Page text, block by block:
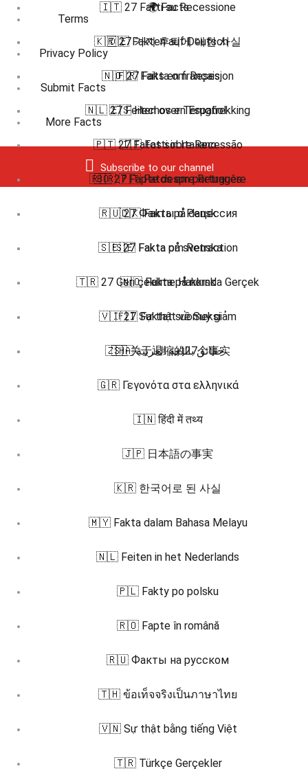
Terms
Privacy Policy
Submit Facts
More Facts
Subscribe to our channel
🇮🇹 27 Fatti su Recessione
🇰🇷 27 가지 후퇴에 대한 사실
🇳🇴 27 Fakta om Resesjon
🇳🇱 27 Feiten over Terugtrekking
🇵🇹 27 Fatos sobre Recessão
🇷🇴 27 Fapte despre Retragere
🇷🇺 27 Факты о Рецессия
🇸🇪 27 Fakta om Retraction
🇹🇷 27 Geri çekilme Hakkında Gerçek
🇻🇮 27 Sự thật về Suy giảm
🇿🇭 关于退缩的27个事实
🌍 Facts
🇩🇪 Fakten auf Deutsch
🇫🇷 Faits en français
🇪🇸 Hechos en Español
🇮🇹 Fatti in Italiano
🇧🇷 🇵🇹 Fatos em português
🇩🇰 Fakta på dansk
🇸🇪 Fakta på svenska
🇳🇴 Fakta på norsk
🇫🇮 Faktat suomeksi
🇸🇦 حقائق باللغة العربية
🇬🇷 Γεγονότα στα ελληνικά
🇮🇳 हिंदी में तथ्य
🇯🇵 日本語の事実
🇰🇷 한국어로 된 사실
🇲🇾 Fakta dalam Bahasa Melayu
🇳🇱 Feiten in het Nederlands
🇵🇱 Fakty po polsku
🇷🇴 Fapte în română
🇷🇺 Факты на русском
🇹🇭 ข้อเท็จจริงเป็นภาษาไทย
🇻🇳 Sự thật bằng tiếng Việt
🇹🇷 Türkçe Gerçekler